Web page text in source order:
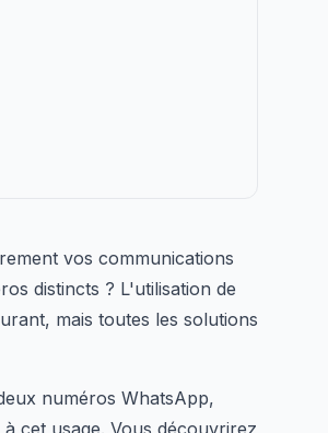
vos communications
distincts ? L'utilisation de
mais toutes les solutions
numéros WhatsApp,
cet usage. Vous découvrirez